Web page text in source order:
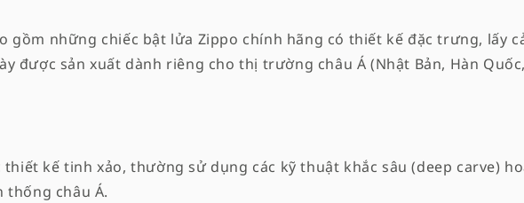
gồm những chiếc bật lửa Zippo chính hãng có thiết kế đặc trưng, lấy
được sản xuất dành riêng cho thị trường châu Á (Nhật Bản, Hàn
kế tinh xảo, thường sử dụng các kỹ thuật khắc sâu (deep carve)
thống châu Á.